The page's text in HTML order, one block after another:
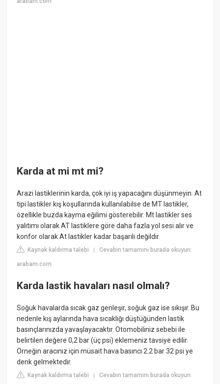
Karda at mi mt mi?
Arazi lastiklerinin karda, çok iyi iş yapacağını düşünmeyin. At
tipi lastikler kış koşullarında kullanılabilse de MT lastikler,
özellikle buzda kayma eğilimi gösterebilir. Mt lastikler ses
yalıtımı olarak AT lastiklere göre daha fazla yol sesi alır ve
konfor olarak At lastikler kadar başarılı değildir.
Kaynak kaldırma talebi |Cevabın tamamını burada okuyun:
arabam.com
Karda lastik havaları nasıl olmalı?
Soğuk havalarda sıcak gaz genleşir, soğuk gaz ise sıkışır. Bu
nedenle kış aylarında hava sıcaklığı düştüğünden lastik
basınçlarınızda yavaşlayacaktır. Otomobiliniz sebebi ile
belirtilen değere 0,2 bar (üç psi) eklemeniz tavsiye edilir.
Örneğin aracınız için müsait hava basıncı 2.2 bar 32 psi ye
denk gelmektedir.
Kaynak kaldırma talebi |Cevabın tamamını burada okuyun: